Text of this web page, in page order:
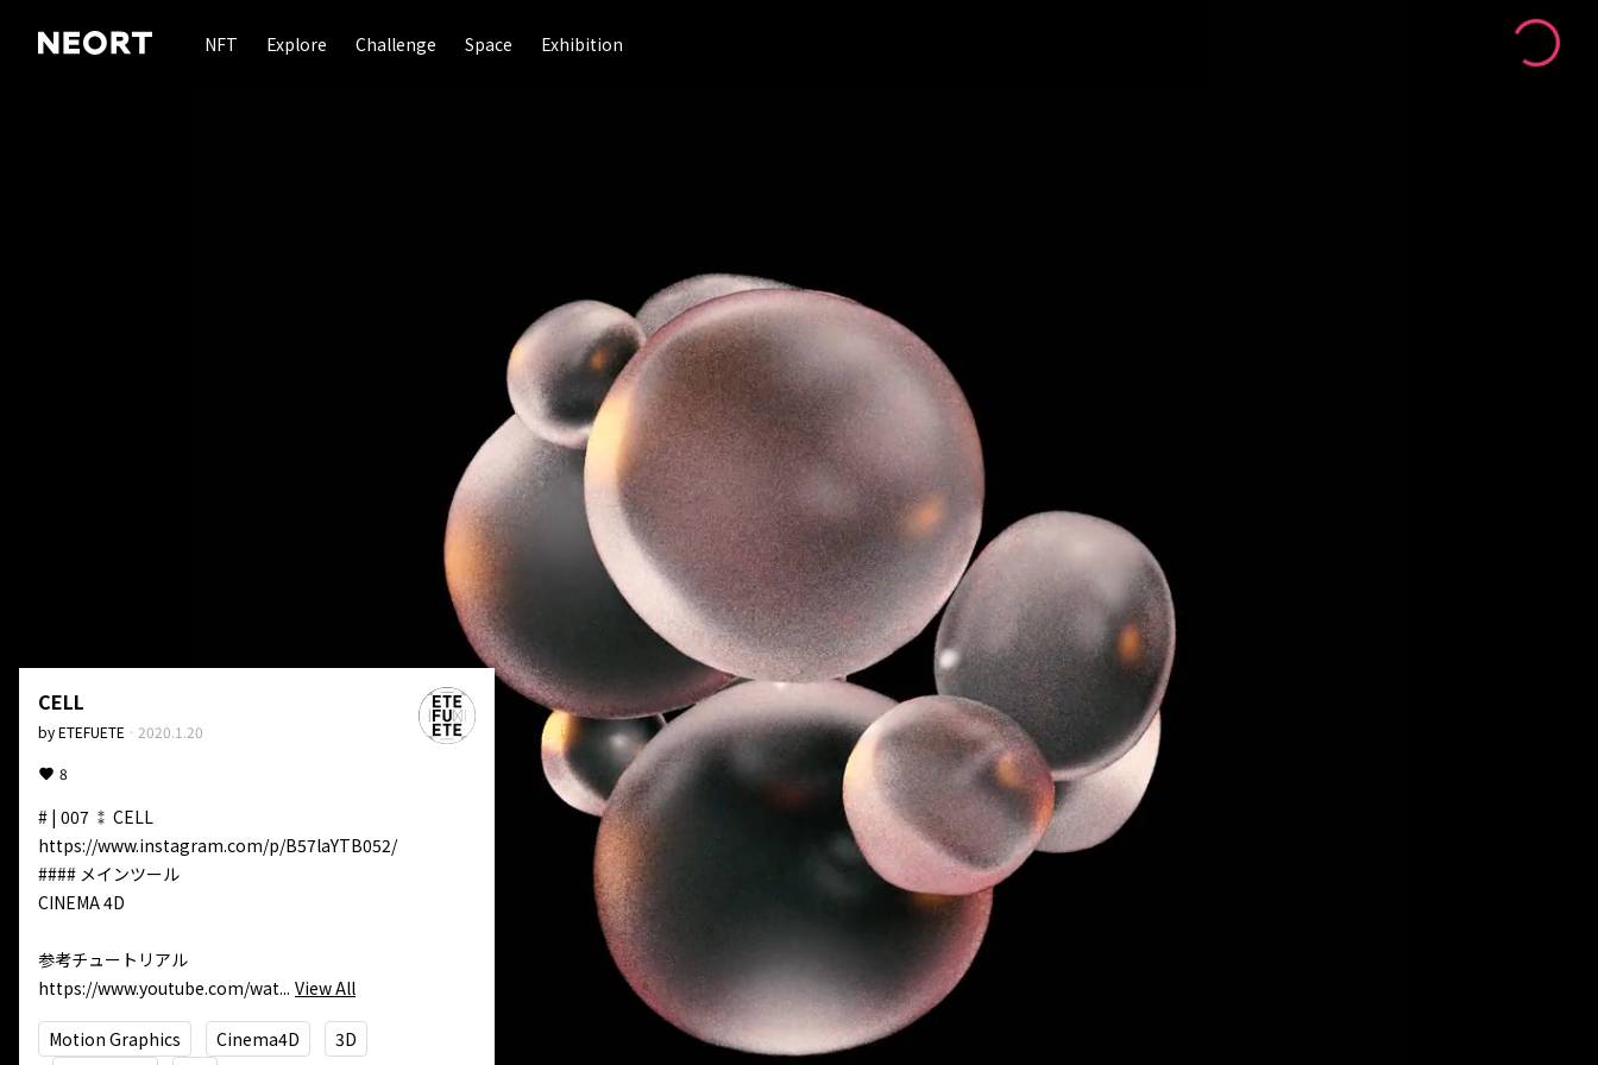
NFT Explore Challenge Space Exhibition
CELL
byETEFUETE · 2020.1.20
8
# | 007 ⁑ CELL
https://www.instagram.com/p/B57laYTB052/
#### メインツール
CINEMA 4D
参考チュートリアル
https://www.youtube.com/wat... View All
Motion Graphics Cinema4D
3D